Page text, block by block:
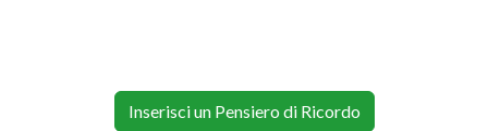
Inserisci un Pensiero di Ricordo